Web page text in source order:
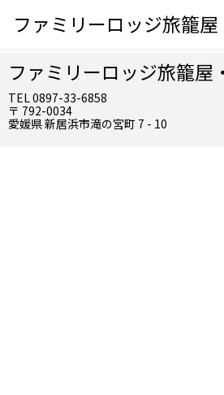
ファミリーロッジ旅籠
ファミリーロッジ旅籠屋
TEL 0897-33-6858
〒 792-0034
愛媛県 新居浜市滝の宮町 7 - 10